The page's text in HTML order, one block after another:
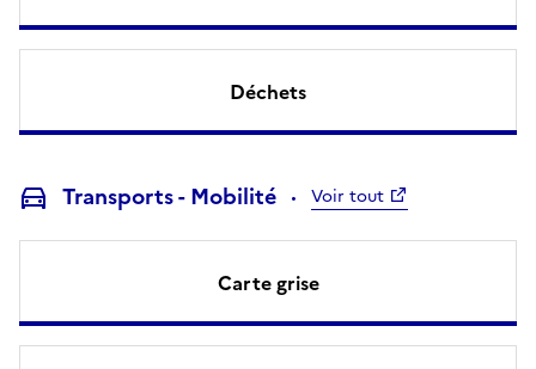
Déchets
Transports - Mobilité Voir tout
Carte grise